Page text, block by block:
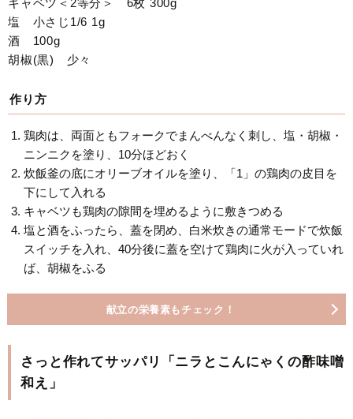
キャベツ＜2等分＞ 6枚 300g
塩 小さじ1/6 1g
酒 100g
胡椒(黒) 少々
作り方
鶏肉は、両面ともフォークでまんべんなく刺し、塩・胡椒・
ニンニクを塗り、10分ほどおく
炊飯釜の底にオリーブオイルを塗り、「1」の鶏肉の皮目を
下にして入れる
キャベツも鶏肉の隙間を埋めるように敷きつめる
塩と酒をふったら、蓋を閉め、白米炊きの通常モードで炊飯
スイッチを入れ、40分後に蓋を空けて鶏肉に火が入っていれ
ば、胡椒をふる
献立の栄養素もチェック！
さっと作れてサッパリ「ニラとこんにゃくの酢味噌
和え」